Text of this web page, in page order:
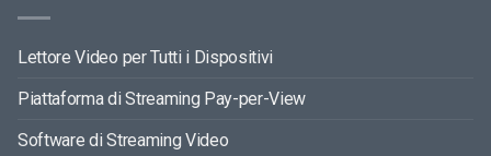
Lettore Video per Tutti i Dispositivi
Piattaforma di Streaming Pay-per-View
Software di Streaming Video